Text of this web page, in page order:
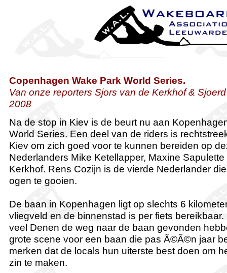
Copenhagen Wake Park World Series.
Van onze reporters Sjors van de Kerkhof &
2008
Na de stop in Kiev is de beurt nu aan
World Series. Een deel van de riders is
Kiev om zich goed voor te kunnen bereiden op
Nederlanders Mike Ketellapper, Maxine
Kerkhof. Rens Cozijn is de vierde Nederlander
ogen te gooien.
De baan in Kopenhagen ligt op slechts 6
vliegveld en de binnenstad is per fiets
veel Denen de weg naar de baan gevonden
grote scene voor een baan die pas Ã©Ã©n jaar
merken dat de locals hun uiterste best doen om
zin te maken.